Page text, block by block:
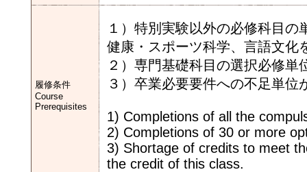
履修条件
Course
Prerequisites
１）特別実験以外の必修科目
健康・スポーツ科学、言語文化
２）専門基礎科目の選択必修
３）卒業必要要件への不足単
1) Completions of all the
2) Completions of 30 or more
3) Shortage of credits to meet
the credit of this class.